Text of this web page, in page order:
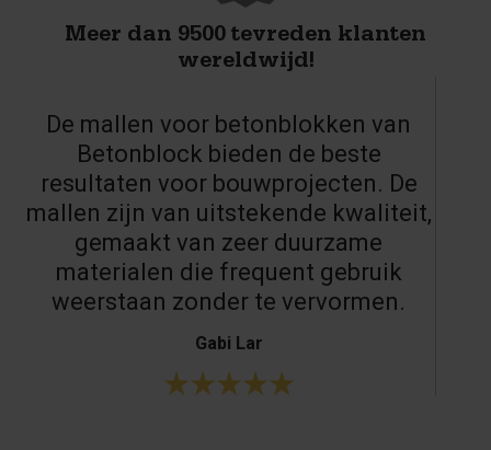
Meer dan 9500 tevreden klanten
wereldwijd!
De mallen voor betonblokken van
Betonblock bieden de beste
resultaten voor bouwprojecten. De
mallen zijn van uitstekende kwaliteit,
gemaakt van zeer duurzame
materialen die frequent gebruik
weerstaan zonder te vervormen.
Gabi Lar